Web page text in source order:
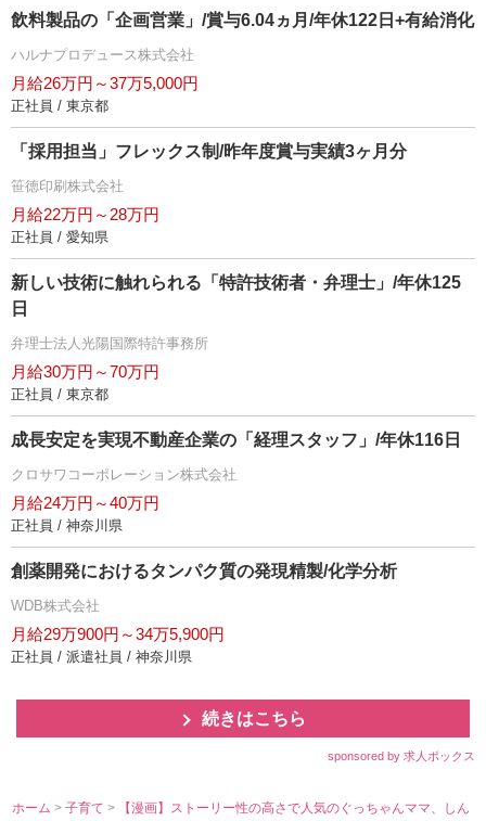
飲料製品の「企画営業」/賞与6.04ヵ月/年休122日+有給消化
ハルナプロデュース株式会社
月給26万円～37万5,000円
正社員 / 東京都
「採用担当」フレックス制/昨年度賞与実績3ヶ月分
笹徳印刷株式会社
月給22万円～28万円
正社員 / 愛知県
新しい技術に触れられる「特許技術者・弁理士」/年休125
日
弁理士法人光陽国際特許事務所
月給30万円～70万円
正社員 / 東京都
成長安定を実現不動産企業の「経理スタッフ」/年休116日
クロサワコーポレーション株式会社
月給24万円～40万円
正社員 / 神奈川県
創薬開発におけるタンパク質の発現精製/化学分析
WDB株式会社
月給29万900円～34万5,900円
正社員 / 派遣社員 / 神奈川県
続きはこちら
sponsored by 求人ボックス
ホーム >子育て> 【漫画】ストーリー性の高さで人気のぐっちゃんママ、しん